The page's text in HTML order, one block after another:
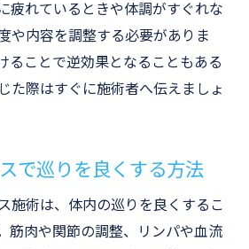
疲れているときや体調がすぐれな
や内容を調整する必要がありま
ることで逆効果となることもある
た際はすぐに施術者へ伝えましょ
で巡りを良くする方法
施術は、体内の巡りを良くするこ
筋肉や関節の調整、リンパや血流